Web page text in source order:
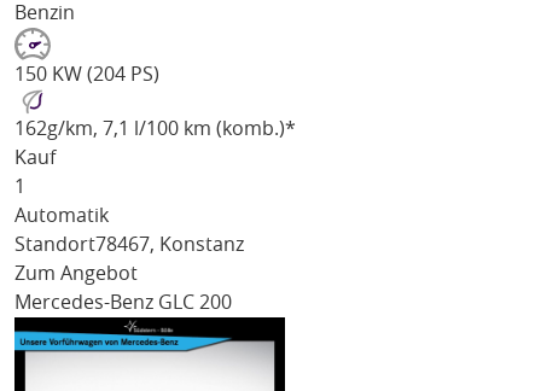
Benzin
150 KW (204 PS)
162g/km, 7,1 l/100 km (komb.)*
Kauf
1
Automatik
Standort78467, Konstanz
Zum Angebot
Mercedes-Benz GLC 200